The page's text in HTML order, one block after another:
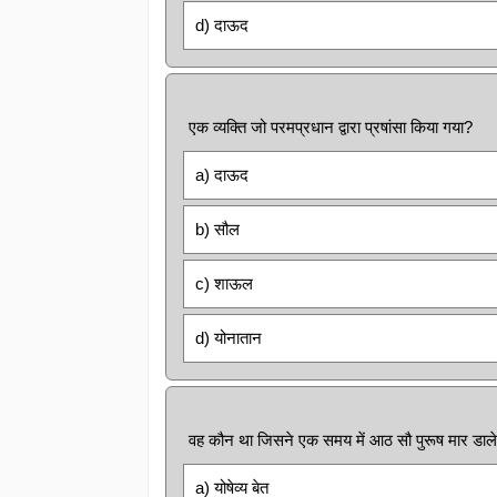
d) दाऊद
एक व्यक्ति जो परमप्रधान द्वारा प्रषांसा किया गया?
a) दाऊद
b) सौल
c) शाऊल
d) योनातान
वह कौन था जिसने एक समय में आठ सौ पुरूष मार
a) योषेव्य बेत